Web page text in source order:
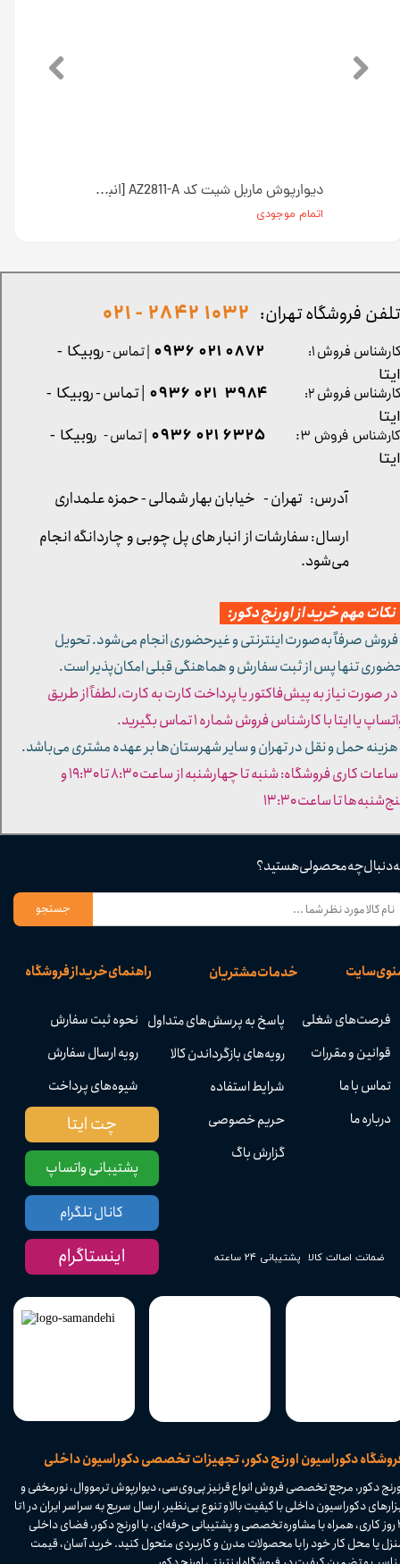
دیوارپوش ماربل شیت کد AZ2811-A [انبار تهران]
اتمام موجودی
دکوراسیون اورنج دکور، تجهیزات تخصصی دکوراسیون داخلی
پشتیبانی ۲۴ ساعته ضمانت اصالت کالا
راهنمای خرید از فروشگاه
نحوه ثبت سفارش
رویه ارسال سفارش
شیوه‌های پرداخت
خدمات مشتریان
پاسخ به پرسش‌های متداول
رویه‌های بازگرداندن کالا
شرایط استفاده
حریم خصوصی
گزارش باگ
سایت
فرصت‌های شغلی
قوانین و مقررات
تماس با ما
درباره ما
دنبال چه محصولی هستید؟
جستجو
دکور، مرجع تخصصی فروش انواع قرنیز پی‌وی‌سی، دیوارپوش ترمووال، نورمخفی و
ابزارهای دکوراسیون داخلی با کیفیت بالا و تنوع بی‌نظیر. ارسال سریع به سراسر ایران در ۱ تا
۴ روز کاری، همراه با مشاوره تخصصی و پشتیبانی حرفه‌ای. با اورنج دکور، فضای داخلی
یا محل کار خود را با محصولات مدرن و کاربردی متحول کنید. خرید آسان، قیمت
پشتیبانی واتساپ
چت ایتا
کانال تلگرام
اینستاگرام
کارشناس فروش ۳: ۶۳۲۵ ۰۲۱ ۰۹۳۶ | تماس - روبیکا -
ایتا
آدرس: تهران - خیابان بهار شمالی - حمزه علمداری
تلفن فروشگاه تهران: 1032 2842 - 021
مهم خرید از اورنج دکور:
صرفاً به‌صورت اینترنتی و غیرحضوری انجام می‌شود. تحویل
تنها پس از ثبت سفارش و هماهنگی قبلی امکان‌پذیر است.
صورت نیاز به پیش‌فاکتور یا پرداخت کارت به کارت، لطفاً از طریق
یا ایتا با کارشناس فروش شماره ۱ تماس بگیرید.
حمل و نقل در تهران و سایر شهرستان‌ها بر عهده مشتری می‌باشد.
- ساعات کاری فروشگاه: شنبه تا چهارشنبه از ساعت ۸:۳۰ تا ۱۹:۳۰ و
تا ساعت ۱۳:۳۰​​​​​​​
کارشناس فروش ۱: 0872 021 0936 | تماس - روبیکا -
ایتا
کارشناس فروش ۲:
۳۹۸۴ ۰۲۱ ۰۹۳۶ | تماس - روبیکا -
ایتا
ارسال: سفارشات از انبار های پل چوبی و چاردانگه انجام
می‌شود.